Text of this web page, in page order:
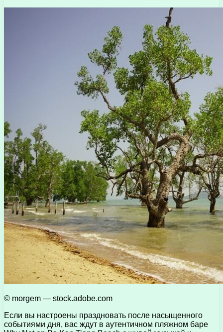
© morgem — stock.adobe.com
Если вы настроены праздновать после насыщенного
событиями дня, вас ждут в аутентичном пляжном баре